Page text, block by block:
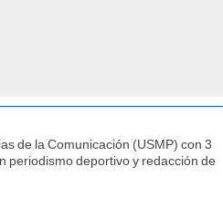
de la Comunicación (USMP) con 3
periodismo deportivo y redacción de